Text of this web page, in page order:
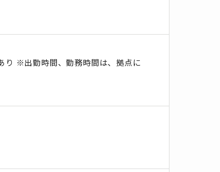
り ※出勤時間、勤務時間は、拠点に